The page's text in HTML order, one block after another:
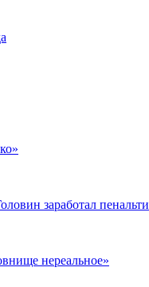
заработал пенальти
нереальное»